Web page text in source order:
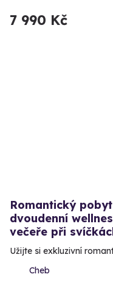
7 990 Kč
Romantický
dvoudenní
večeře při
Užijte si exkluzivní
Cheb